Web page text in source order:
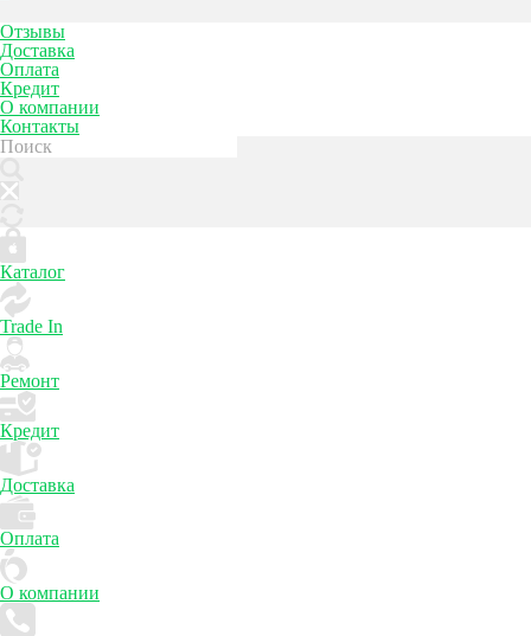
Отзывы
Доставка
Оплата
Кредит
О компании
Контакты
Каталог
Trade In
Ремонт
Кредит
Доставка
Оплата
О компании